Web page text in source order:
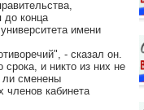
до конца
имени
- сказал он.
и никто из них не
ли сменены
членов кабинета